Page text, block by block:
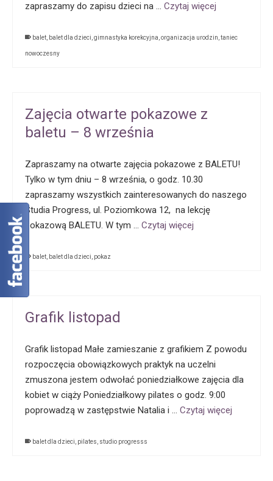
zapraszamy do zapisu dzieci na … Czytaj więcej
balet balet dla dzieci gimnastyka korekcyjna organizacja urodzin taniec
nowoczesny
Zajęcia otwarte pokazowe z
baletu – 8 września
Zapraszamy na otwarte zajęcia pokazowe z BALETU!
Tylko w tym dniu – 8 września, o godz. 10.30
zapraszamy wszystkich zainteresowanych do naszego
Studia Progress, ul. Poziomkowa 12, na lekcję
pokazową BALETU. W tym … Czytaj więcej
balet balet dla dzieci pokaz
Grafik listopad
Grafik listopad Małe zamieszanie z grafikiem Z powodu
rozpoczęcia obowiązkowych praktyk na uczelni
zmuszona jestem odwołać poniedziałkowe zajęcia dla
kobiet w ciąży Poniedziałkowy pilates o godz. 9:00
poprowadzą w zastępstwie Natalia i … Czytaj więcej
balet dla dzieci pilates studio progresss